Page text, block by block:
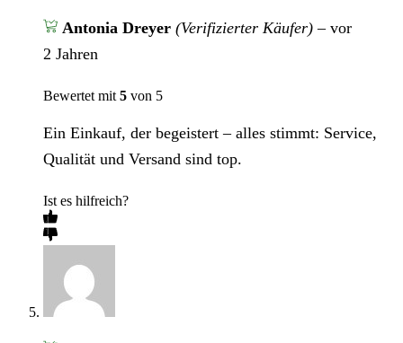
Antonia Dreyer (Verifizierter Käufer) – vor
2 Jahren
Bewertet mit 5 von 5
Ein Einkauf, der begeistert – alles stimmt: Service,
Qualität und Versand sind top.
Ist es hilfreich?